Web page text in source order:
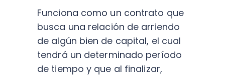
Funciona como un contrato que
busca una relación de arriendo
de algún bien de capital, el cual
tendrá un determinado período
de tiempo y que al finalizar,